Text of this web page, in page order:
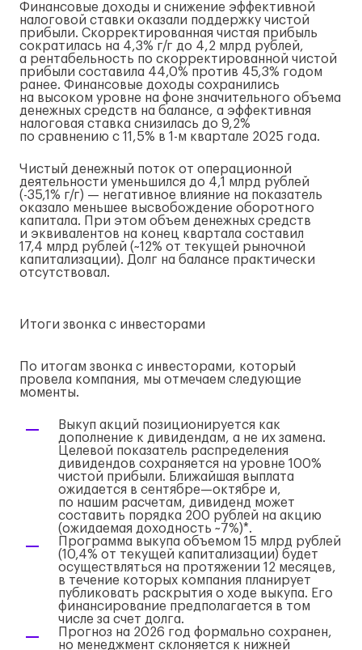
Финансовые доходы и снижение эффективной
налоговой ставки оказали поддержку чистой
прибыли. Скорректированная чистая прибыль
сократилась на 4,3% г/г до 4,2 млрд рублей,
а рентабельность по скорректированной чистой
прибыли составила 44,0% против 45,3% годом
ранее. Финансовые доходы сохранились
на высоком уровне на фоне значительного объема
денежных средств на балансе, а эффективная
налоговая ставка снизилась до 9,2%
по сравнению с 11,5% в 1-м квартале 2025 года.
Чистый денежный поток от операционной
деятельности уменьшился до 4,1 млрд рублей
(-35,1% г/г) — негативное влияние на показатель
оказало меньшее высвобождение оборотного
капитала. При этом объем денежных средств
и эквивалентов на конец квартала составил
17,4 млрд рублей (~12% от текущей рыночной
капитализации). Долг на балансе практически
отсутствовал.
Итоги звонка с инвесторами
По итогам звонка с инвесторами, который
провела компания, мы отмечаем следующие
моменты.
Выкуп акций позиционируется как
дополнение к дивидендам, а не их замена.
Целевой показатель распределения
дивидендов сохраняется на уровне 100%
чистой прибыли. Ближайшая выплата
ожидается в сентябре—октябре и,
по нашим расчетам, дивиденд может
составить порядка 200 рублей на акцию
(ожидаемая доходность ~7%)*.
Программа выкупа объемом 15 млрд рублей
(10,4% от текущей капитализации) будет
осуществляться на протяжении 12 месяцев,
в течение которых компания планирует
публиковать раскрытия о ходе выкупа. Его
финансирование предполагается в том
числе за счет долга.
Прогноз на 2026 год формально сохранен,
но менеджмент склоняется к нижней